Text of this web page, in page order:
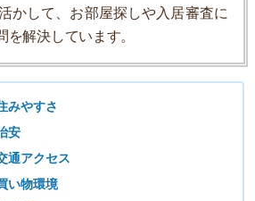
かして、お部屋探しや入居審査に
解決しています。
みやすさ
安
通アクセス
い物環境